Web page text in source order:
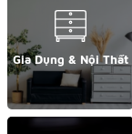
Gia Dụng & Nội Thất